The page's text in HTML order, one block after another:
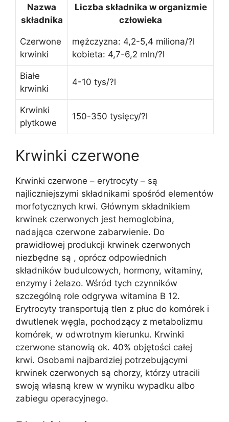
Nazwa
składnika
Liczba składnika w organizmie
człowieka
Czerwone
krwinki
mężczyzna: 4,2-5,4 miliona/?l
kobieta: 4,7-6,2 mln/?l
Białe
krwinki
4-10 tys/?l
Krwinki
plytkowe
150-350 tysięcy/?l
Krwinki czerwone
Krwinki czerwone – erytrocyty – są
najliczniejszymi składnikami spośród elementów
morfotycznych krwi. Głównym składnikiem
krwinek czerwonych jest hemoglobina,
nadająca czerwone zabarwienie. Do
prawidłowej produkcji krwinek czerwonych
niezbędne są , oprócz odpowiednich
składników budulcowych, hormony, witaminy,
enzymy i żelazo. Wśród tych czynników
szczególną role odgrywa witamina B 12.
Erytrocyty transportują tlen z płuc do komórek i
dwutlenek węgla, pochodzący z metabolizmu
komórek, w odwrotnym kierunku. Krwinki
czerwone stanowią ok. 40% objętości całej
krwi. Osobami najbardziej potrzebującymi
krwinek czerwonych są chorzy, którzy utracili
swoją własną krew w wyniku wypadku albo
zabiegu operacyjnego.